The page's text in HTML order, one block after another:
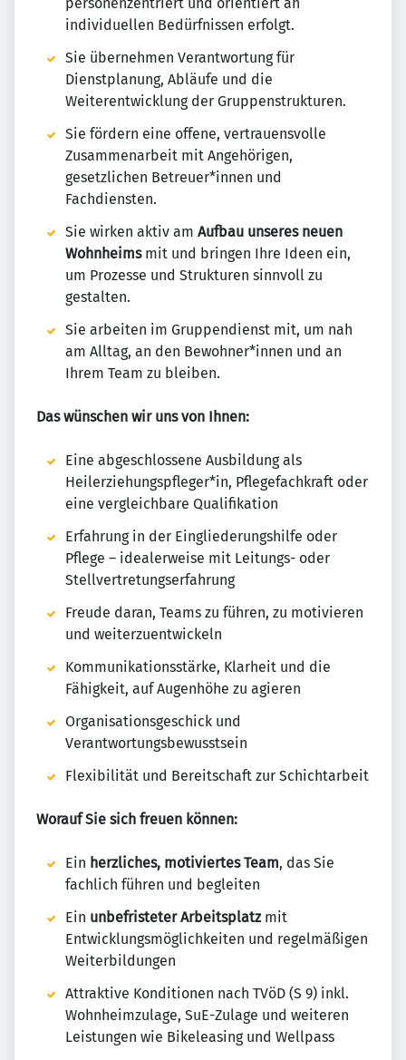
individuellen Bedürfnissen erfolgt.
Sie übernehmen Verantwortung für
Dienstplanung, Abläufe und die
Weiterentwicklung der Gruppenstrukturen.
Sie fördern eine offene, vertrauensvolle
Zusammenarbeit mit Angehörigen,
gesetzlichen Betreuer*innen und
Fachdiensten.
Sie wirken aktiv am Aufbau unseres neuen
Wohnheimsmit und bringen Ihre Ideen ein,
um Prozesse und Strukturen sinnvoll zu
gestalten.
Sie arbeiten im Gruppendienst mit, um nah
am Alltag, an den Bewohner*innen und an
Ihrem Team zu bleiben.
Das wünschen wir uns von Ihnen:
Eine abgeschlossene Ausbildung als
Heilerziehungspfleger*in, Pflegefachkraft oder
eine vergleichbare Qualifikation
Erfahrung in der Eingliederungshilfe oder
Pflege – idealerweise mit Leitungs- oder
Stellvertretungserfahrung
Freude daran, Teams zu führen, zu motivieren
und weiterzuentwickeln
Kommunikationsstärke, Klarheit und die
Fähigkeit, auf Augenhöhe zu agieren
Organisationsgeschick und
Verantwortungsbewusstsein
Flexibilität und Bereitschaft zur Schichtarbeit
Worauf Sie sich freuen können:
Ein herzliches, motiviertes Team, das Sie
fachlich führen und begleiten
Ein unbefristeter Arbeitsplatzmit
Entwicklungsmöglichkeiten und regelmäßigen
Weiterbildungen
Attraktive Konditionen nach TVöD (S 9) inkl.
Wohnheimzulage, SuE-Zulage und weiteren
Leistungen wie Bikeleasing und Wellpass